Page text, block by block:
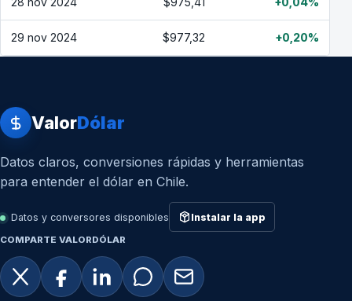
29 nov 2024 $977,32 +0,20%
ValorDólar
Datos claros, conversiones rápidas y herramientas
para entender el dólar en Chile.
Datos y conversores disponibles Instalar la app
COMPARTE VALORDÓLAR